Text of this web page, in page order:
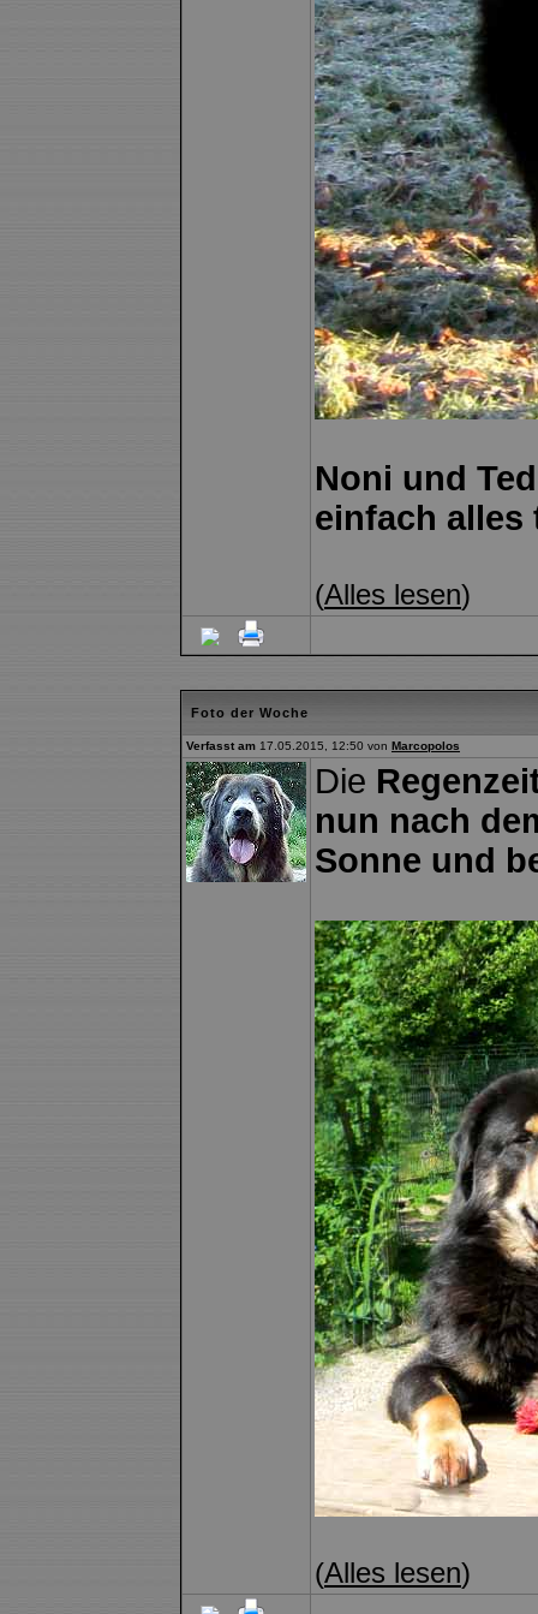
Noni und
einfach alles
(Alles lesen)
Foto der Woche
Verfasst am 17.05.2015, 12:50 von Marcopolos
Die
nun nach
Sonne und
(Alles lesen)